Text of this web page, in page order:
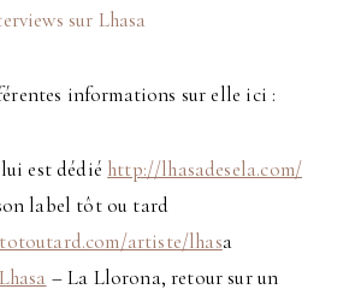
sur Lhasa
informations sur elle ici :
est dédié http://lhasadesela.com/
label tôt ou tard
artiste/lhasa
– La Llorona, retour sur un